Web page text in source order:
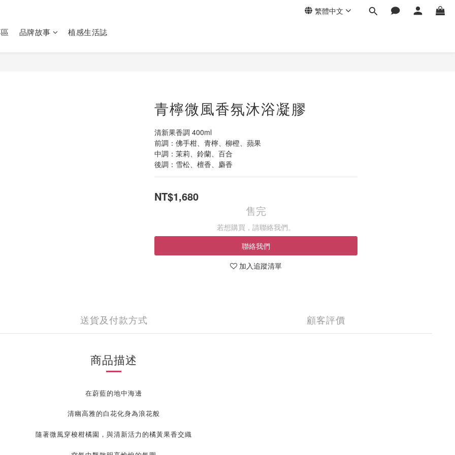
繁體中文
品牌故事 植感生活誌
青檸微風香氛沐浴凝膠
清新果香調 400ml
前調：佛手柑、青檸、柳橙、蘋果
中調：茉莉、鈴蘭、百合
後調：雪松、檀香、麝香
NT$1,680
售完
若想購買，請聯絡我們。
聯絡我們
加入追蹤清單
送貨及付款方式 顧客評價
商品描述
在蔚藍的地中海邊
清幽高雅的白花化身為浪花般
隨著微風穿梭柑橘園， 與清新活力的橘黃果香交織